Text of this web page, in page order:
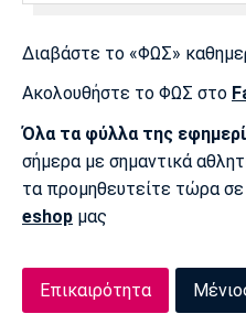
Διαβάστε το «ΦΩΣ»
Ακολουθήστε το ΦΩΣ στο
Όλα τα φύλλα της
σήμερα με σημαντικά
τα προμηθευτείτε τώρα
eshop μας
Επικαιρότητα